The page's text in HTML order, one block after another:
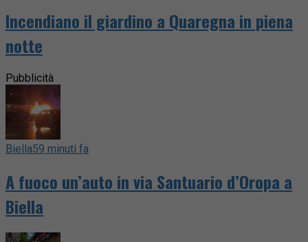
Incendiano il giardino a Quaregna in piena
notte
Pubblicità
Biella59 minuti fa
A fuoco un’auto in via Santuario d’Oropa a
Biella